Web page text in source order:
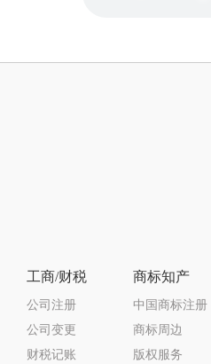
工商/财税
公司注册
公司变更
财税记账
商标知产
中国商标注册
商标周边
版权服务